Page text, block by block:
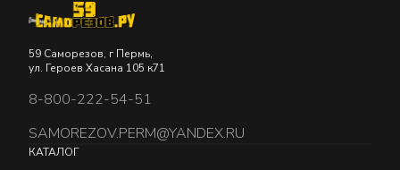
59 Саморезов, г Пермь,
ул. Героев Хасана 105 к71
8-800-222-54-51
SAMOREZOV.PERM@YANDEX.RU
КАТАЛОГ